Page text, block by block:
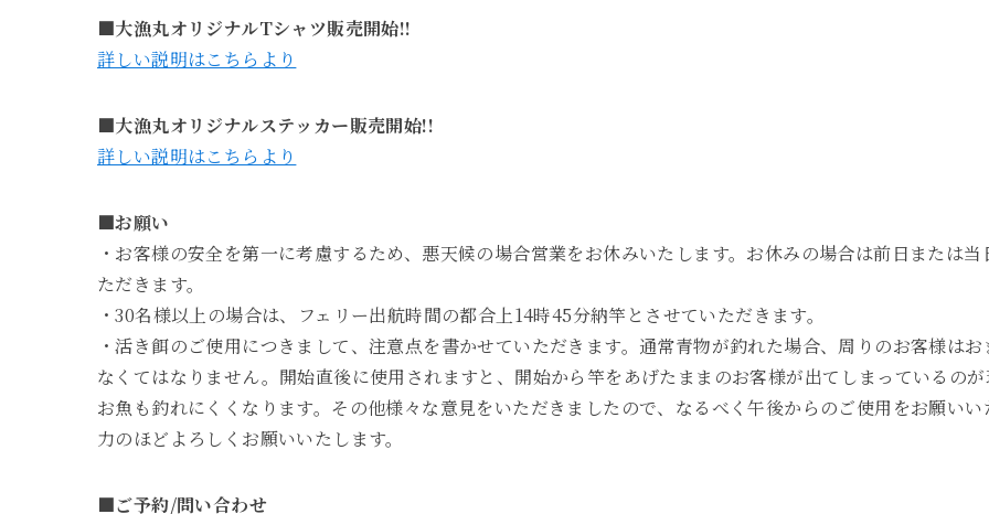
■大漁丸オリジナルTシャツ販売開始!!
詳しい説明はこちらより
■大漁丸オリジナルステッカー販売開始!!
詳しい説明はこちらより
■お願い
・お客様の安全を第一に考慮するため、悪天候の場合営業をお休みいたします。お休みの場合は前日または
ただきます。
・30名様以上の場合は、フェリー出航時間の都合上14時45分納竿とさせていただきます。
・活き餌のご使用につきまして、注意点を書かせていただきます。通常青物が釣れた場合、周りのお客様は
なくてはなりません。開始直後に使用されますと、開始から竿をあげたままのお客様が出てしまっているの
お魚も釣れにくくなります。その他様々な意見をいただきましたので、なるべく午後からのご使用をお願い
力のほどよろしくお願いいたします。
■ご予約/問い合わせ